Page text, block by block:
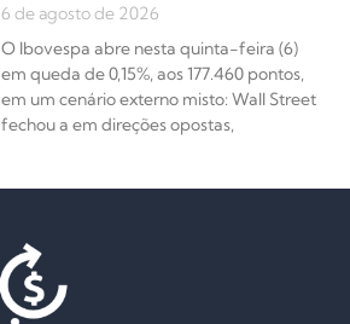
6 de agosto de 2026
O Ibovespa abre nesta quinta-feira (6)
em queda de 0,15%, aos 177.460 pontos,
em um cenário externo misto: Wall Street
fechou a em direções opostas,